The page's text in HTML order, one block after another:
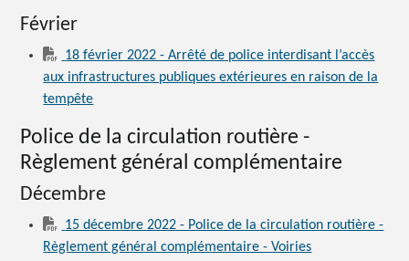
Février
18 février 2022 - Arrêté de police interdisant l’accès
aux infrastructures publiques extérieures en raison de la
tempête
Police de la circulation routière -
Règlement général complémentaire
Décembre
15 décembre 2022 - Police de la circulation routière -
Règlement général complémentaire - Voiries